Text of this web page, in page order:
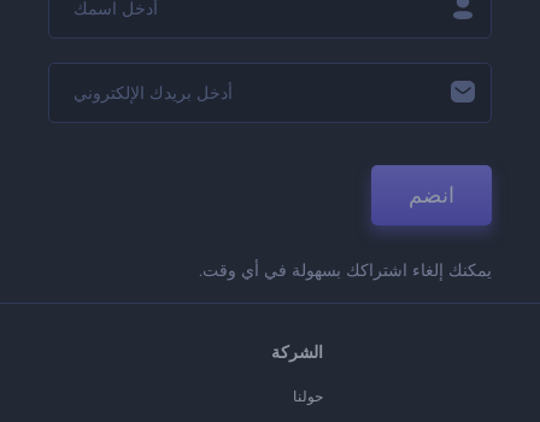
انضم
يمكنك إلغاء اشتراكك بسهولة في أي وقت.
الشركة
حولنا